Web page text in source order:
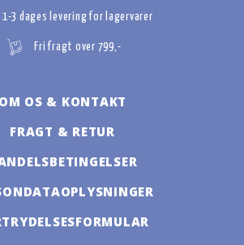
1-3 dages levering for lagervarer
Fri fragt over 799,-
OM OS & KONTAKT
FRAGT & RETUR